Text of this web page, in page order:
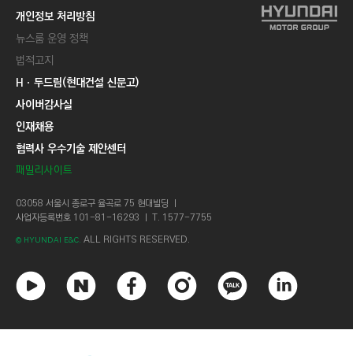
개인정보 처리방침
뉴스룸 운영 정책
법적고지
Hㆍ두드림(현대건설 신문고)
사이버감사실
인재채용
협력사 우수기술 제안센터
패밀리사이트
03058 서울시 종로구 율곡로 75 현대빌딩 ㅣ
사업자등록번호 101-81-16293 ㅣ T. 1577-7755
© HYUNDAI E&C. ALL RIGHTS RESERVED.
튜
이
이
스
카
크